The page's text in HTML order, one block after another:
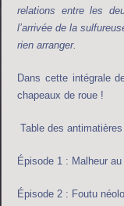
relations entre les
l’arrivée de la
rien arranger.
Dans cette intégrale
chapeaux de roue !
Table des antimatières
Épisode 1 : Malheur
Épisode 2 : Foutu